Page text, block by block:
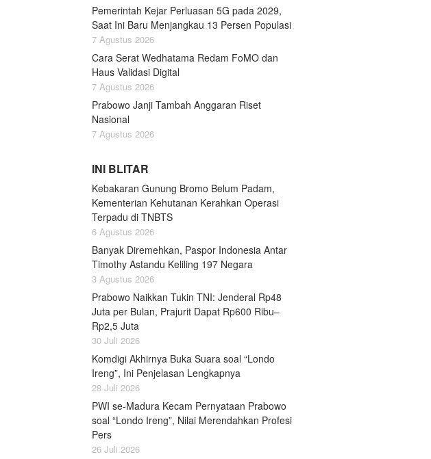
Pemerintah Kejar Perluasan 5G pada 2029,
Saat Ini Baru Menjangkau 13 Persen Populasi
7 Agustus 2026
Cara Serat Wedhatama Redam FoMO dan
Haus Validasi Digital
7 Agustus 2026
Prabowo Janji Tambah Anggaran Riset
Nasional
7 Agustus 2026
INI BLITAR
Kebakaran Gunung Bromo Belum Padam,
Kementerian Kehutanan Kerahkan Operasi
Terpadu di TNBTS
6 Agustus 2026
Banyak Diremehkan, Paspor Indonesia Antar
Timothy Astandu Keliling 197 Negara
3 Agustus 2026
Prabowo Naikkan Tukin TNI: Jenderal Rp48
Juta per Bulan, Prajurit Dapat Rp600 Ribu–
Rp2,5 Juta
30 Juli 2026
Komdigi Akhirnya Buka Suara soal “Londo
Ireng”, Ini Penjelasan Lengkapnya
28 Juli 2026
PWI se-Madura Kecam Pernyataan Prabowo
soal “Londo Ireng”, Nilai Merendahkan Profesi
Pers
26 Juli 2026